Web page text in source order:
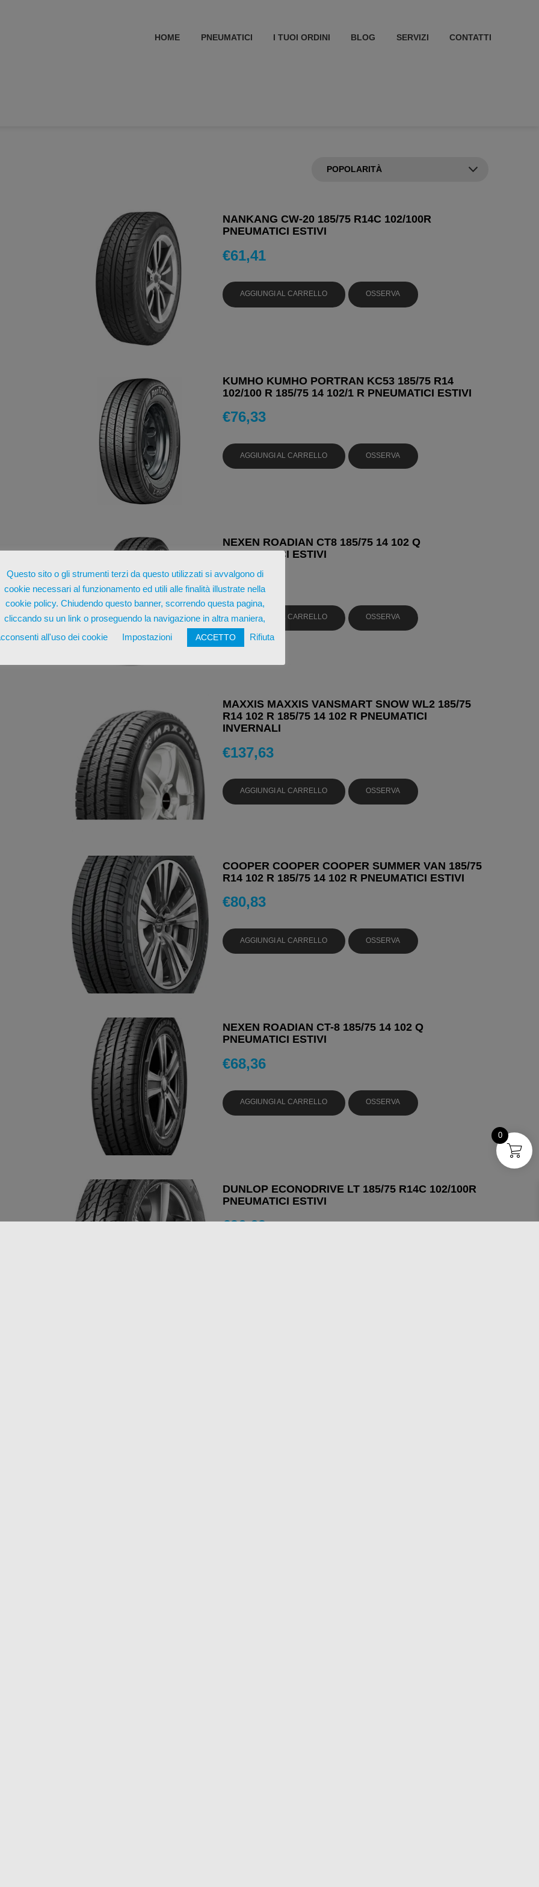
HOME PNEUMATICI I TUOI ORDINI BLOG SERVIZI CONTATTI
NANKANG CW-20 185/75 R14C 102/100R
PNEUMATICI ESTIVI
€61,41
AGGIUNGI AL CARRELLO OSSERVA
KUMHO KUMHO PORTRAN KC53 185/75 R14
102/100 R 185/75 14 102/1 R PNEUMATICI ESTIVI
€76,33
AGGIUNGI AL CARRELLO OSSERVA
NEXEN ROADIAN CT8 185/75 14 102 Q
PNEUMATICI ESTIVI
€97,19
AGGIUNGI AL CARRELLO OSSERVA
MAXXIS MAXXIS VANSMART SNOW WL2 185/75
R14 102 R 185/75 14 102 R PNEUMATICI
INVERNALI
€137,63
AGGIUNGI AL CARRELLO OSSERVA
COOPER COOPER COOPER SUMMER VAN 185/75
R14 102 R 185/75 14 102 R PNEUMATICI ESTIVI
€80,83
AGGIUNGI AL CARRELLO OSSERVA
NEXEN ROADIAN CT-8 185/75 14 102 Q
PNEUMATICI ESTIVI
€68,36
AGGIUNGI AL CARRELLO OSSERVA
DUNLOP ECONODRIVE LT 185/75 R14C 102/100R
PNEUMATICI ESTIVI
€96,69
Questo sito o gli strumenti terzi da questo utilizzati si avvalgono di
cookie necessari al funzionamento ed utili alle finalità illustrate nella
cookie policy. Chiudendo questo banner, scorrendo questa pagina,
cliccando su un link o proseguendo la navigazione in altra maniera,
all'uso dei cookie
Impostazioni ACCETTO Rifiuta
0